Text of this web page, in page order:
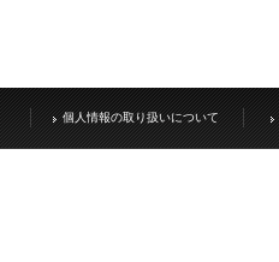
個人情報の取り扱いについて